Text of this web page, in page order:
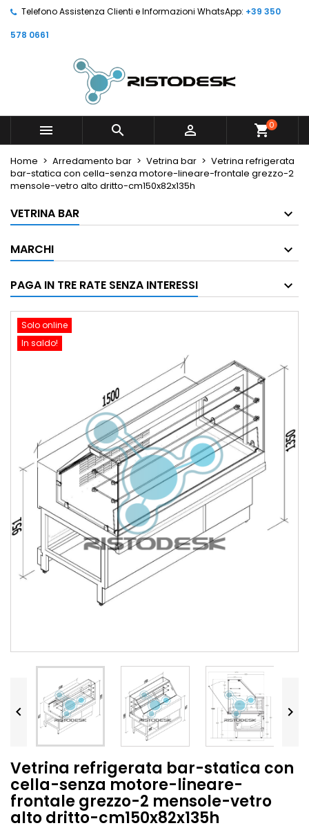
Telefono Assistenza Clienti e Informazioni WhatsApp: +39 350
578 0661
   shopping_cart0
Home Arredamento bar Vetrina bar
Vetrina refrigerata
bar-statica con cella-senza motore-lineare-frontale grezzo-2
mensole-vetro alto dritto-cm150x82x135h
VETRINA BAR
MARCHI
PAGA IN TRE RATE SENZA INTERESSI
Solo online
In saldo!
 
Vetrina refrigerata bar-statica con
cella-senza motore-lineare-
frontale grezzo-2 mensole-vetro
alto dritto-cm150x82x135h